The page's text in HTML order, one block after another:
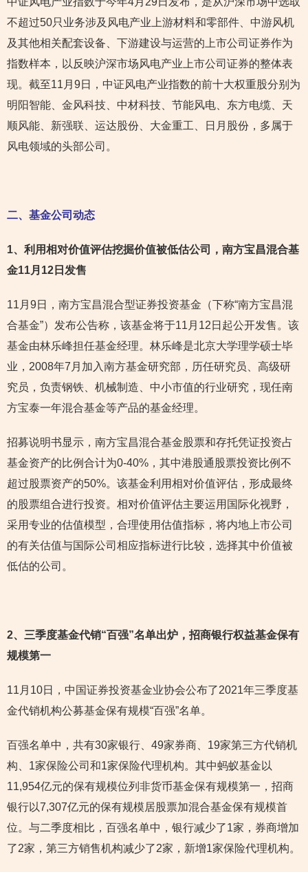
不超过50只业务涉及风电产业上游材料和零部件、中游风机
及其他相关配套设备、下游建设与运营的上市公司证券作为
指数样本，以反映沪深市场风电产业上市公司证券的整体表
现。截至11月9日，中证风电产业指数的前十大权重股分别为
明阳智能、金风科技、中材科技、节能风电、东方电缆、天
顺风能、新强联、运达股份、大金重工、日月股份，多属于
风电领域的头部公司。
二、基金公司动态
1、利用相对价值评估挖掘价值被低估公司，南方宝昌混合基
金11月12日发售
11月9日，南方宝昌混合型证券投资基金（下称“南方宝昌混
合基金”）发布公告称，该基金将于11月12日起公开发售。该
基金由林乐峰担任基金经理。林乐峰是北京大学理学硕士毕
业，2008年7月加入南方基金研究部，历任研究员、高级研
究员，负责钢铁、机械制造、中小市值的行业研究，现任南
方宝泰一年混合基金等产品的基金经理。
招募说明书显示，南方宝昌混合基金股票和存托凭证投资占
基金资产的比例合计为0-40%，其中港股通股票投资比例不
超过股票资产的50%。该基金利用相对价值评估，形成最终
的股票组合进行投资。相对价值评估主要运用国际化视野，
采用专业的估值模型，合理使用估值指标，将内地上市公司
的有关估值与国际公司相应指标进行比较，选择其中价值被
低估的公司。
2、三季度基金代销“百强”名单出炉，招商银行权益基金保有
规模第一
11月10日，中国证券投资基金业协会公布了2021年三季度基
金代销机构公募基金保有规模“百强”名单。
百强名单中，共有30家银行、49家券商、19家第三方代销机
构、1家保险公司和1家保险代理机构。其中蚂蚁基金以
11,954亿元的保有规模位列非货币基金保有规模第一，招商
银行以7,307亿元的保有规模居股票加混合基金保有规模首
位。与二季度相比，百强名单中，银行减少了1家，券商增加
了2家，第三方销售机构减少了2家，新增1家保险代理机构。